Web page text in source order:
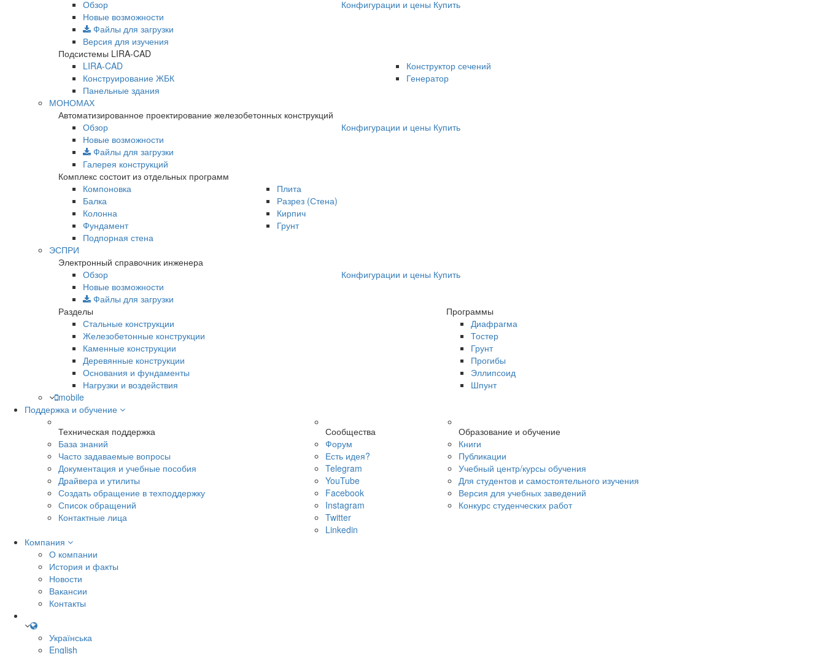
Обзор
Новые возможности
Файлы для загрузки
Версия для изучения
Конфигурации и цены Купить
Подсистемы LIRA-CAD
LIRA-CAD
Конструирование ЖБК
Панельные здания
Конструктор сечений
Генератор
МОНОМАХ
Автоматизированное проектирование железобетонных конструкций
Обзор
Новые возможности
Файлы для загрузки
Галерея конструкций
Конфигурации и цены Купить
Комплекс состоит из отдельных программ
Компоновка
Балка
Колонна
Фундамент
Подпорная стена
Плита
Разрез (Стена)
Кирпич
Грунт
ЭСПРИ
Электронный справочник инженера
Обзор
Новые возможности
Файлы для загрузки
Конфигурации и цены Купить
Разделы
Программы
Стальные конструкции
Железобетонные конструкции
Каменные конструкции
Деревянные конструкции
Основания и фундаменты
Нагрузки и воздействия
Диафрагма
Тостер
Грунт
Прогибы
Эллипсоид
Шпунт
mobile
Поддержка и обучение
Техническая поддержка
База знаний
Часто задаваемые вопросы
Документация и учебные пособия
Драйвера и утилиты
Создать обращение в техподдержку
Список обращений
Контактные лица
Сообщества
Форум
Есть идея?
Telegram
YouTube
Facebook
Instagram
Twitter
Linkedin
Образование и обучение
Книги
Публикации
Учебный центр/курсы обучения
Для студентов и самостоятельного изучения
Версия для учебных заведений
Конкурс студенческих работ
Компания
О компании
История и факты
Новости
Вакансии
Контакты
Українська
English